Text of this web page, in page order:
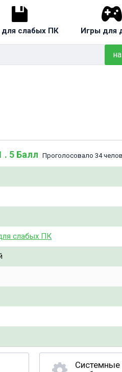
слабых ПК Игры для
. 5 Балл Проголосовало 34
слабых ПК
Системные